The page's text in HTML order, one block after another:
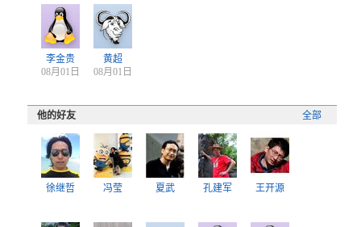
李金贵
08月01日
黄超
08月01日
全部
他的好友
徐继哲 冯莹 夏武 孔建军 王开源